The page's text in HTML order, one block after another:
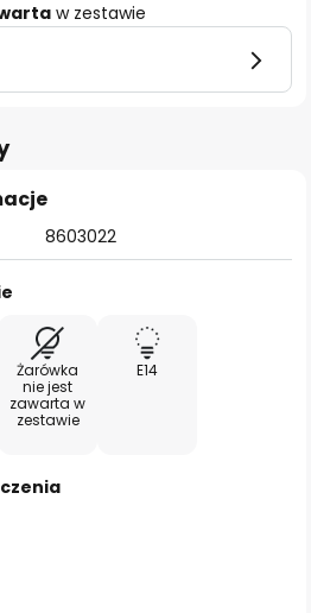
w zestawie
8603022
Żarówka
nie jest
zawarta w
zestawie
E14